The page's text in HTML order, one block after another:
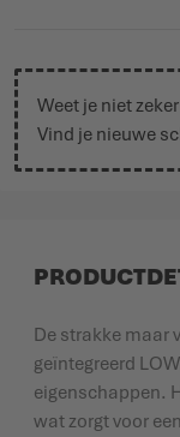
Weet je niet
Vind je nieuwe
De strakke maar
geïntegreerd
eigenschappen.
wat zorgt voor